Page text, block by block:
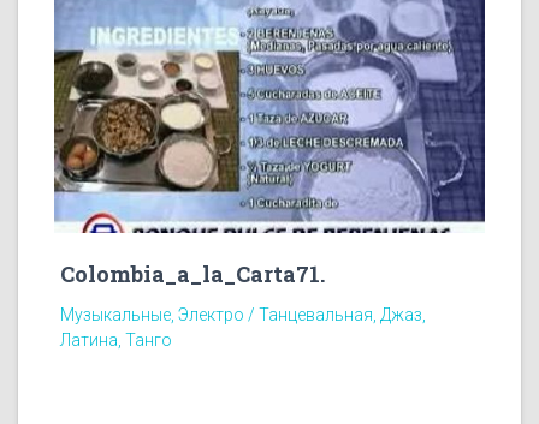
Colombia_a_la_Carta71.
Музыкальные, Электро / Танцевальная, Джаз,
Латина, Танго